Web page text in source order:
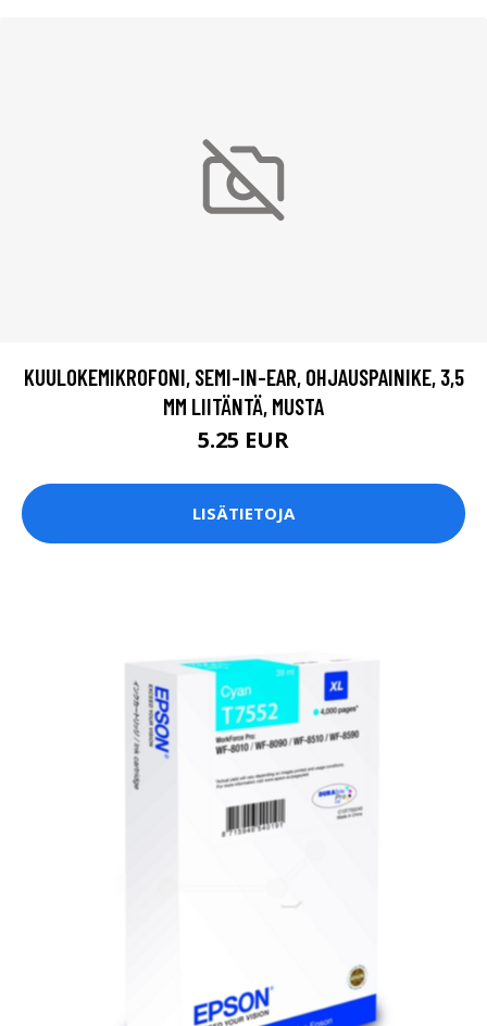
KUULOKEMIKROFONI, SEMI-IN-EAR, OHJAUSPAINIKE, 3,5
MM LIITÄNTÄ, MUSTA
5.25 EUR
LISÄTIETOJA